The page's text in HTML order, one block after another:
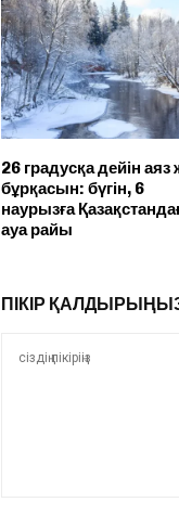
26 градусқа дейін аяз
бұрқасын: бүгін, 6
наурызға
ауа райы
ПІКІР